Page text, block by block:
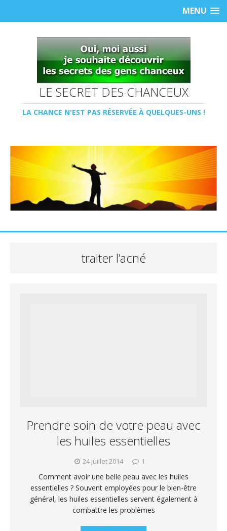
MENU
LE SECRET DES CHANCEUX
LA CHANCE N'EST PAS RÉSERVÉE À QUELQUES-UNS !
traiter l’acné
Prendre soin de votre peau avec
les huiles essentielles
24 juillet 2014 1
Comment avoir une belle peau avec les huiles
essentielles ? Souvent employées pour le bien-être
général, les huiles essentielles servent également à
combattre les problèmes